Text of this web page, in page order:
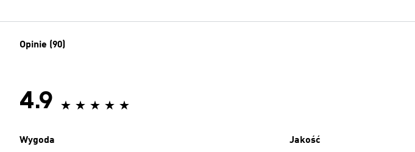
Opinie (90)
4.9
Wygoda Jakość